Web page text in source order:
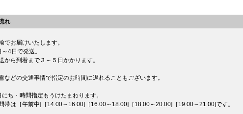
れ
でお届けいたします。
4日で発送。
から到着まで３～５日かかります。
などの交通事情で指定のお時間に遅れることもございます。
にち・時間指定もうけたまわります。
帯は［午前中]［14:00～16:00]［16:00～18:00]［18:00～20:00]［19:00～21:00]です。